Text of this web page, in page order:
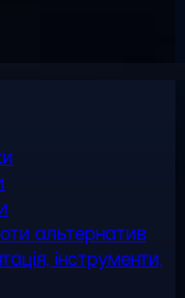
альтернатив
інструменти,